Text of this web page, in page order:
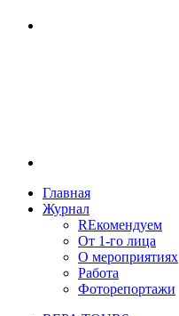
Главная
Журнал
REкомендуем
От 1-го лица
О мероприятиях
Работа
Фоторепортажи